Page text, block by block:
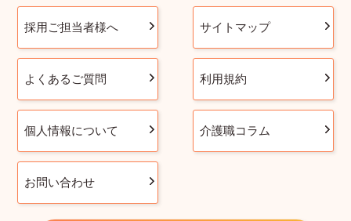
採用ご担当者様へ サイトマップ
よくあるご質問 利用規約
個人情報について 介護職コラム
お問い合わせ